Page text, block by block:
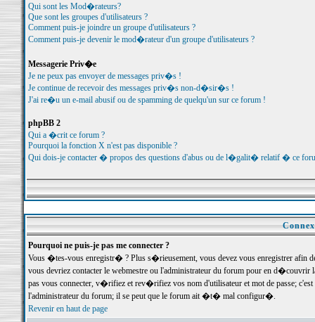
Qui sont les Mod�rateurs?
Que sont les groupes d'utilisateurs ?
Comment puis-je joindre un groupe d'utilisateurs ?
Comment puis-je devenir le mod�rateur d'un groupe d'utilisateurs ?
Messagerie Priv�e
Je ne peux pas envoyer de messages priv�s !
Je continue de recevoir des messages priv�s non-d�sir�s !
J'ai re�u un e-mail abusif ou de spamming de quelqu'un sur ce forum !
phpBB 2
Qui a �crit ce forum ?
Pourquoi la fonction X n'est pas disponible ?
Qui dois-je contacter � propos des questions d'abus ou de l�galit� relatif � ce
Pourquoi ne puis-je pas me connecter ?
Vous �tes-vous enregistr� ? Plus s�rieusement, vous devez vous enregistrer
vous devriez contacter le webmestre ou l'administrateur du forum pour en
pas vous connecter, v�rifiez et rev�rifiez vos nom d'utilisateur et mot de passe;
l'administrateur du forum; il se peut que le forum ait �t� mal configur�.
Revenir en haut de page